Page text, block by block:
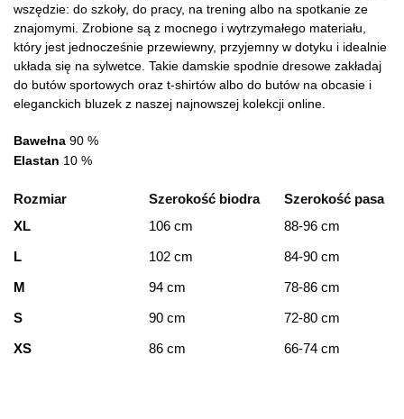
wszędzie: do szkoły, do pracy, na trening albo na spotkanie ze
znajomymi. Zrobione są z mocnego i wytrzymałego materiału,
który jest jednocześnie przewiewny, przyjemny w dotyku i idealnie
układa się na sylwetce. Takie damskie spodnie dresowe zakładaj
do butów sportowych oraz t-shirtów albo do butów na obcasie i
eleganckich bluzek z naszej najnowszej kolekcji online.
Bawełna 90 %
Elastan 10 %
Rozmiar Szerokość biodra
Szerokość pasa
XL
106 cm
88-96 cm
L
102 cm
84-90 cm
M
94 cm
78-86 cm
S
90 cm
72-80 cm
XS
86 cm 66-74 cm